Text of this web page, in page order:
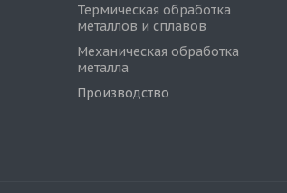
Термическая обработка
металлов и сплавов
Механическая обработка
металла
Производство